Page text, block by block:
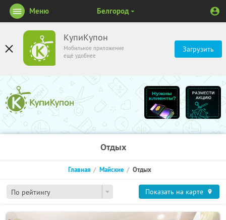
КупиКупон
Мобильное приложение
ещё удобнее
Загрузить
Меню Белгород
Отдых
По рейтингу
Главная Майские Отдых
Показать на карте